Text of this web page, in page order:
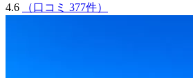
4.6
（口コミ 377件）